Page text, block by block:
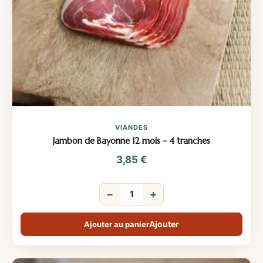
VIANDES
Jambon de Bayonne 12 mois – 4 tranches
3,85 €
− +
Ajouter au panier